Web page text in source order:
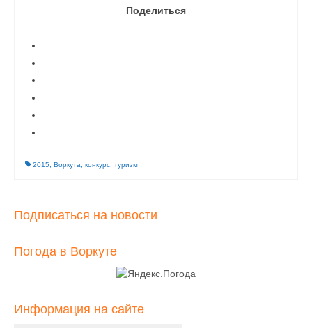
Поделиться
2015 Воркута конкурс туризм
Подписаться на новости
Погода в Воркуте
Информация на сайте